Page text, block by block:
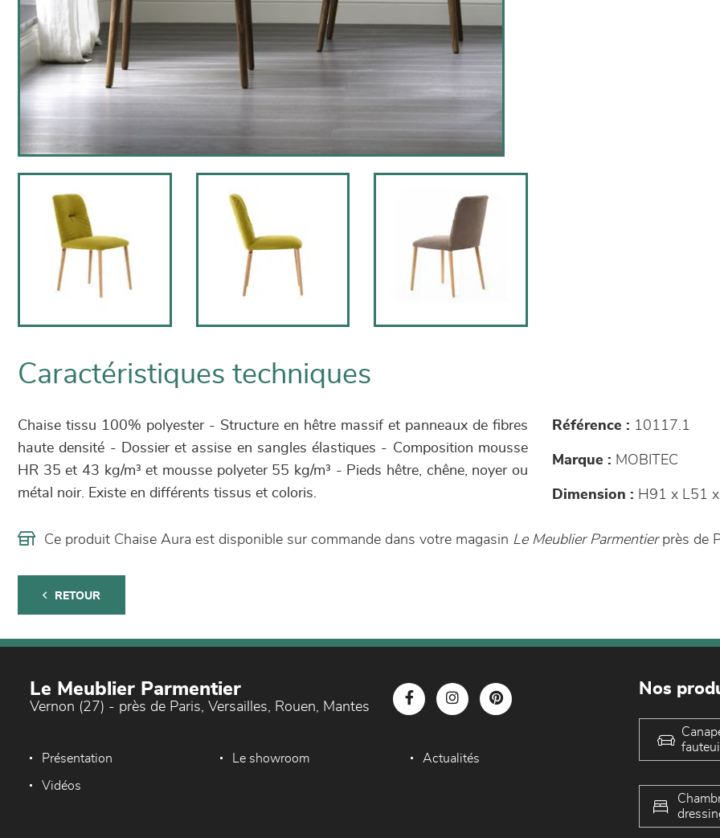
Caractéristiques techniques
Chaise tissu 100% polyester - Structure en hêtre massif et panneaux de fibres
haute densité - Dossier et assise en sangles élastiques - Composition mousse
HR 35 et 43 kg/m³ et mousse polyeter 55 kg/m³ - Pieds hêtre, chêne, noyer ou
métal noir. Existe en différents tissus et coloris.
Référence : 10117.1
Marque : MOBITEC
Dimension : H91 x L51
Ce produit Chaise Aura est disponible sur commande dans votre magasin Le Meublier Parmentierprès de
RETOUR
Le Meublier Parmentier
Vernon (27) - près de Paris, Versailles, Rouen, Mantes
Présentation Le showroom Actualités
Vidéos
Nos